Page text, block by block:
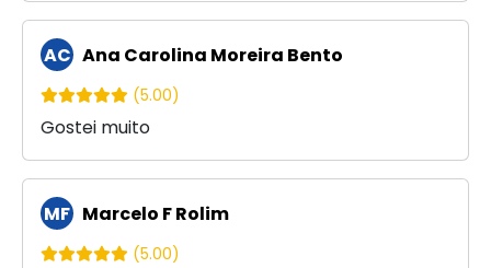
AC Ana Carolina Moreira Bento
(5.00)
Gostei muito
MF Marcelo F Rolim
(5.00)